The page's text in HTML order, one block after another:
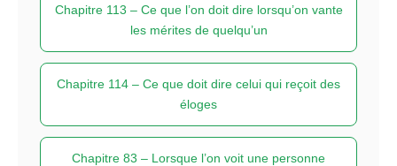
Chapitre 113 – Ce que l’on doit dire lorsqu’on vante
les mérites de quelqu’un
Chapitre 114 – Ce que doit dire celui qui reçoit des
éloges
Chapitre 83 – Lorsque l’on voit une personne